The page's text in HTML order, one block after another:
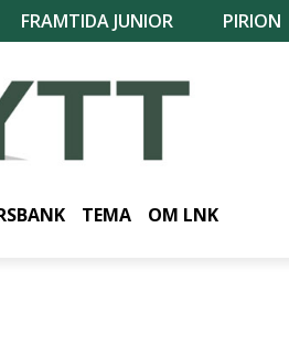
FRAMTIDA JUNIOR PIRION
TEMA OM LNK